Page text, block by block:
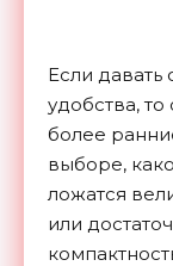
Если давать
удобства,
более
выборе,
ложатся
или